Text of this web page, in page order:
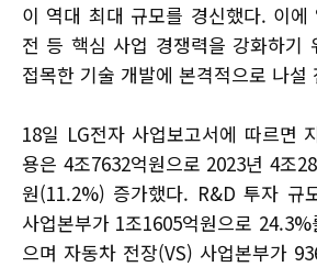
이 역대 최대 규모를 경신했다. 이에
전 등 핵심 사업 경쟁력을 강화하기
접목한 기술 개발에 본격적으로 나설
18일 LG전자 사업보고서에 따르면
용은 4조7632억원으로 2023년 4조
원(11.2%) 증가했다. R&D 투자 규
사업본부가 1조1605억원으로
으며 자동차 전장(VS) 사업본부가